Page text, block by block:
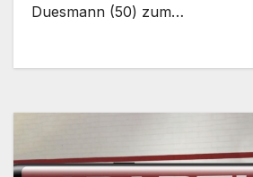
Duesmann (50) zum…